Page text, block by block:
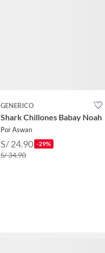
GENERICO
Shark Chillones Babay Noah
Por Aswan
S/ 24.90 -29%
S/ 34.90